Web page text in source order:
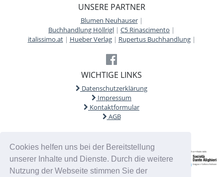
Cookies helfen uns bei der Bereitstellung
unserer Inhalte und Dienste. Durch die weitere
Nutzung der Webseite stimmen Sie der
UNSERE PARTNER
Blumen Neuhauser|
Buchhandlung Höllrigl | C5 Rinascimento |
italissimo.at| Hueber Verlag| Rupertus Buchhandlung|
WICHTIGE LINKS
Datenschutzerklärung
Impressum
Kontaktformular
AGB